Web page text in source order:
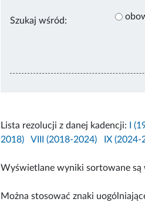
Szukaj wśród:
Lista rezolucji z danej kadencji: I
2018)
VIII (2018-2024) IX (2024-
Wyświetlane wyniki sortowane są
Można stosować znaki